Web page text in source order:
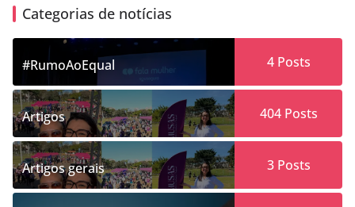
Categorias de notícias
#RumoAoEqual 4Posts
Artigos 404Posts
Artigos gerais 3Posts